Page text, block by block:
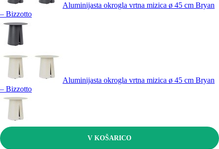
Aluminijasta okrogla vrtna mizica ø 45 cm Bryan
– Bizzotto
Aluminijasta okrogla vrtna mizica ø 45 cm Bryan
– Bizzotto
V KOŠARICO